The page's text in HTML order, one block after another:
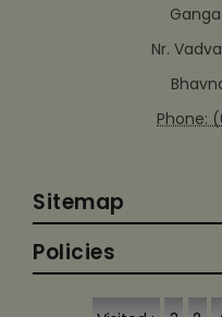
Nr.
Phone:
Sitemap
Policies